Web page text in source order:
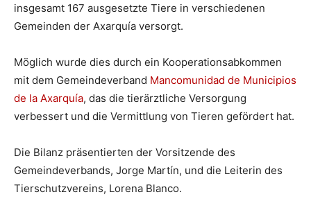
insgesamt 167 ausgesetzte Tiere in verschiedenen
Gemeinden der Axarquía versorgt.
Möglich wurde dies durch ein Kooperationsabkommen
mit dem Gemeindeverband Mancomunidad de Municipios
de la Axarquía, das die tierärztliche Versorgung
verbessert und die Vermittlung von Tieren gefördert hat.
Die Bilanz präsentierten der Vorsitzende des
Gemeindeverbands, Jorge Martín, und die Leiterin des
Tierschutzvereins, Lorena Blanco.